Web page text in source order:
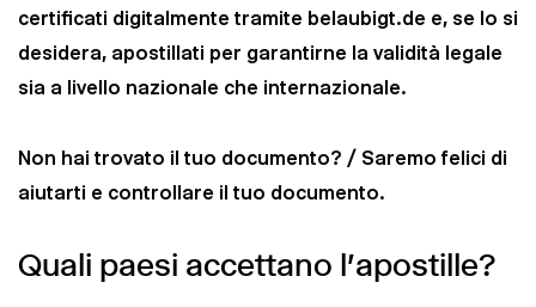
certificati digitalmente tramite belaubigt.de e, se lo si
desidera, apostillati per garantirne la validità legale
sia a livello nazionale che internazionale.
Non hai trovato il tuo documento? / Saremo felici di
aiutarti e controllare il tuo documento.
Quali paesi accettano l'apostille?